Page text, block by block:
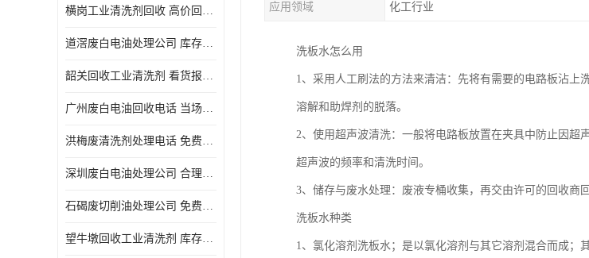
回收废清洗液
横岗工业清洗剂回收 高价回收 量大量小均可
道滘废白电油处理公司 库存积压回收 量大量小均可
韶关回收工业清洗剂 看货报价 欢迎电话咨询
广州废白电油回收电话 当场结算 现款结算
洪梅废清洗剂处理电话 免费估价 大量尾货回收
深圳废白电油处理公司 合理估价 上门评估报价
石碣废切削油处理公司 免费估价 量大量小均可
望牛墩回收工业清洗剂 库存积压回收 大量尾货回收
应用领域 化工行业
洗板水怎么用
1、采用人工刷法的方法来清洁：先将有需要的电路板沾
溶解和助焊剂的脱落。
2、使用超声波清洗：一般将电路板放置在夹具中防止因
超声波的频率和清洗时间。
3、储存与废水处理：废液专桶收集，再交由许可的回收商
洗板水种类
1、氯化溶剂洗板水；是以氯化溶剂与其它溶剂混合而成；